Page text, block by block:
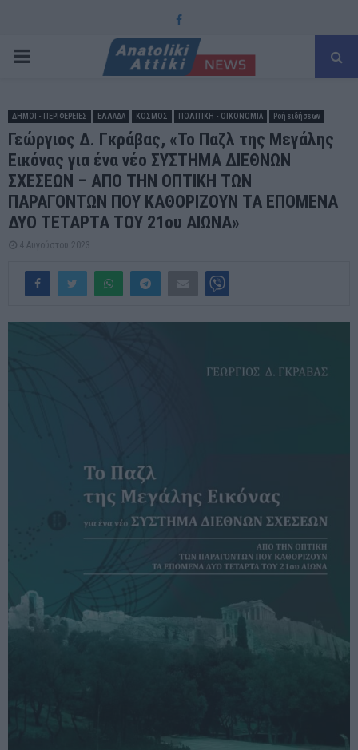
Facebook
PRIMARY
ΔΗΜΟΙ - ΠΕΡΙΦΕΡΕΙΕΣ ΕΛΛΑΔΑ ΚΟΣΜΟΣ ΠΟΛΙΤΙΚΗ - ΟΙΚΟΝΟΜΙΑ Ροή ειδήσεων
Γεώργιος Δ. Γκράβας, «Το Παζλ της Μεγάλης
Εικόνας για ένα νέο ΣΥΣΤΗΜΑ ΔΙΕΘΝΩΝ
ΣΧΕΣΕΩΝ – ΑΠΟ ΤΗΝ ΟΠΤΙΚΗ ΤΩΝ
ΠΑΡΑΓΟΝΤΩΝ ΠΟΥ ΚΑΘΟΡΙΖΟΥΝ ΤΑ ΕΠΟΜΕΝΑ
ΔΥΟ ΤΕΤΑΡΤΑ ΤΟΥ 21ου ΑΙΩΝΑ»
4 Αυγούστου 2023